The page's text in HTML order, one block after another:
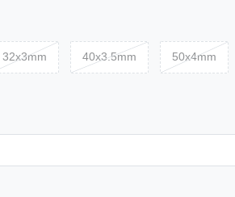
32x3mm 40x3.5mm 50x4mm